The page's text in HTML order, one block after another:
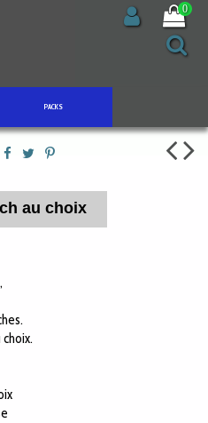
0
PACKS
au choix
choix.